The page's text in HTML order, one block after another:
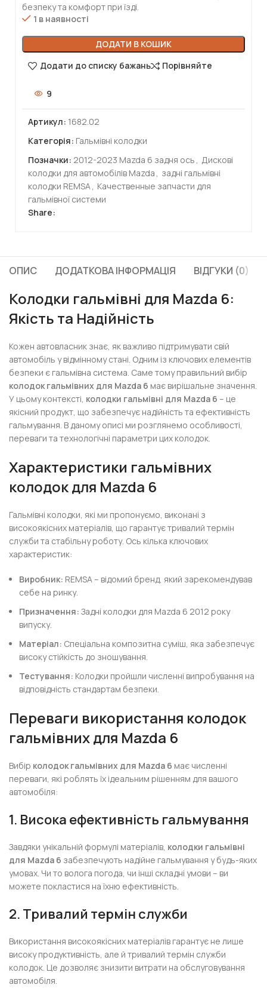
безпеку та комфорт при їзді.
1 в наявності
ДОДАТИ В КОШИК
Додати до списку бажань
Порівняйте
9
Артикул: 1682.02
Категорія: Гальмівні колодки
Позначки: 2012-2023 Mazda 6 задня ось , Дискові
колодки для автомобілів Mazda , задні гальмівні
колодки REMSA, Качественные запчасти для
гальмівної системи
Share:
ОПИС ДОДАТКОВА ІНФОРМАЦІЯ ВІДГУКИ (0)
Колодки гальмівні для Mazda 6:
Якість та Надійність
Кожен автовласник знає, як важливо підтримувати свій
автомобіль у відмінному стані. Одним із ключових елементів
безпеки є гальмівна система. Саме тому правильний вибір
колодок гальмівних для Mazda 6 має вирішальне значення.
У цьому контексті, колодки гальмівні для Mazda 6 – це
якісний продукт, що забезпечує надійність та ефективність
гальмування. В даному описі ми розглянемо особливості,
переваги та технологічні параметри цих колодок.
Характеристики гальмівних
колодок для Mazda 6
Гальмівні колодки, які ми пропонуємо, виконані з
високоякісних матеріалів, що гарантує тривалий термін
служби та стабільну роботу. Ось кілька ключових
характеристик:
Виробник: REMSA – відомий бренд, який зарекомендував
себе на ринку.
Призначення: Задні колодки для Mazda 6 2012 року
випуску.
Матеріал: Спеціальна композитна суміш, яка забезпечує
високу стійкість до зношування.
Тестування: Колодки пройшли численні випробування на
відповідність стандартам безпеки.
Переваги використання колодок
гальмівних для Mazda 6
Вибір колодок гальмівних для Mazda 6 має численні
переваги, які роблять їх ідеальним рішенням для вашого
автомобіля:
1. Висока ефективність гальмування
Завдяки унікальній формулі матеріалів, колодки гальмівні
для Mazda 6 забезпечують надійне гальмування у будь-яких
умовах. Чи то волога погода, чи інші складні умови – ви
можете покластися на їхню ефективність.
2. Тривалий термін служби
Використання високоякісних матеріалів гарантує не лише
високу продуктивність, але й тривалий термін служби
колодок. Це дозволяє знизити витрати на обслуговування
автомобіля.